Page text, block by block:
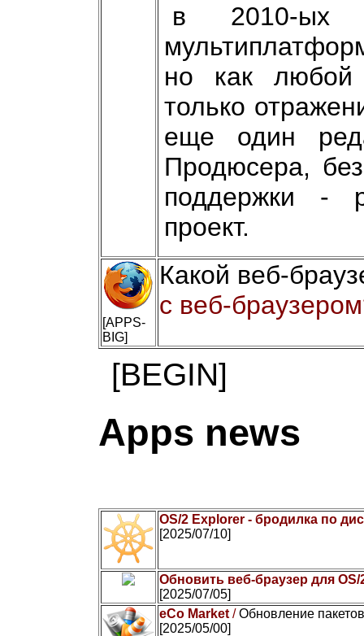
в 2010-ых
но как любой
только
еще один
Продюсера,
поддержки -
проект.
[APPS-
BIG]
Какой веб-
с веб-
[BEGIN]
Apps news
OS/2 Explorer - бродилка по
[2025/07/10]
Обновить веб-браузер для OS/
[2025/07/05]
eCo Market /Обновление
[2025/05/00]